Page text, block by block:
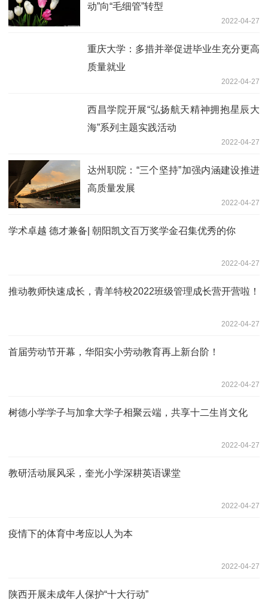
动”向“毛细管”转型
2022-04-27
重庆大学：多措并举促进毕业生充分更高
质量就业
2022-04-27
西昌学院开展“弘扬航天精神拥抱星辰大
海”系列主题实践活动
2022-04-27
达州职院：“三个坚持”加强内涵建设推进
高质量发展
2022-04-27
学术卓越 德才兼备| 朝阳凯文百万奖学金召集优秀的你
2022-04-27
推动教师快速成长，青羊特校2022班级管理成长营开营啦！
2022-04-27
首届劳动节开幕，华阳实小劳动教育再上新台阶！
2022-04-27
树德小学学子与加拿大学子相聚云端，共享十二生肖文化
2022-04-27
教研活动展风采，奎光小学深耕英语课堂
2022-04-27
疫情下的体育中考应以人为本
2022-04-27
陕西开展未成年人保护“十大行动”